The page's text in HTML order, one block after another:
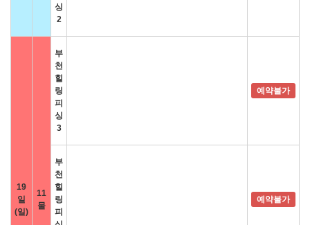
싱
2
19
일
(일)
11
물
부
천
힐
링
피
싱
3
예약불가
부
천
힐
링
피
예약불가